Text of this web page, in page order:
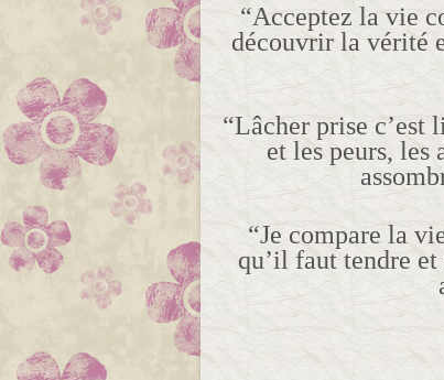
“Acceptez la vie
découvrir la vérité
“Lâcher prise c’est
et les peurs, les
“Je compare la
qu’il faut tendre